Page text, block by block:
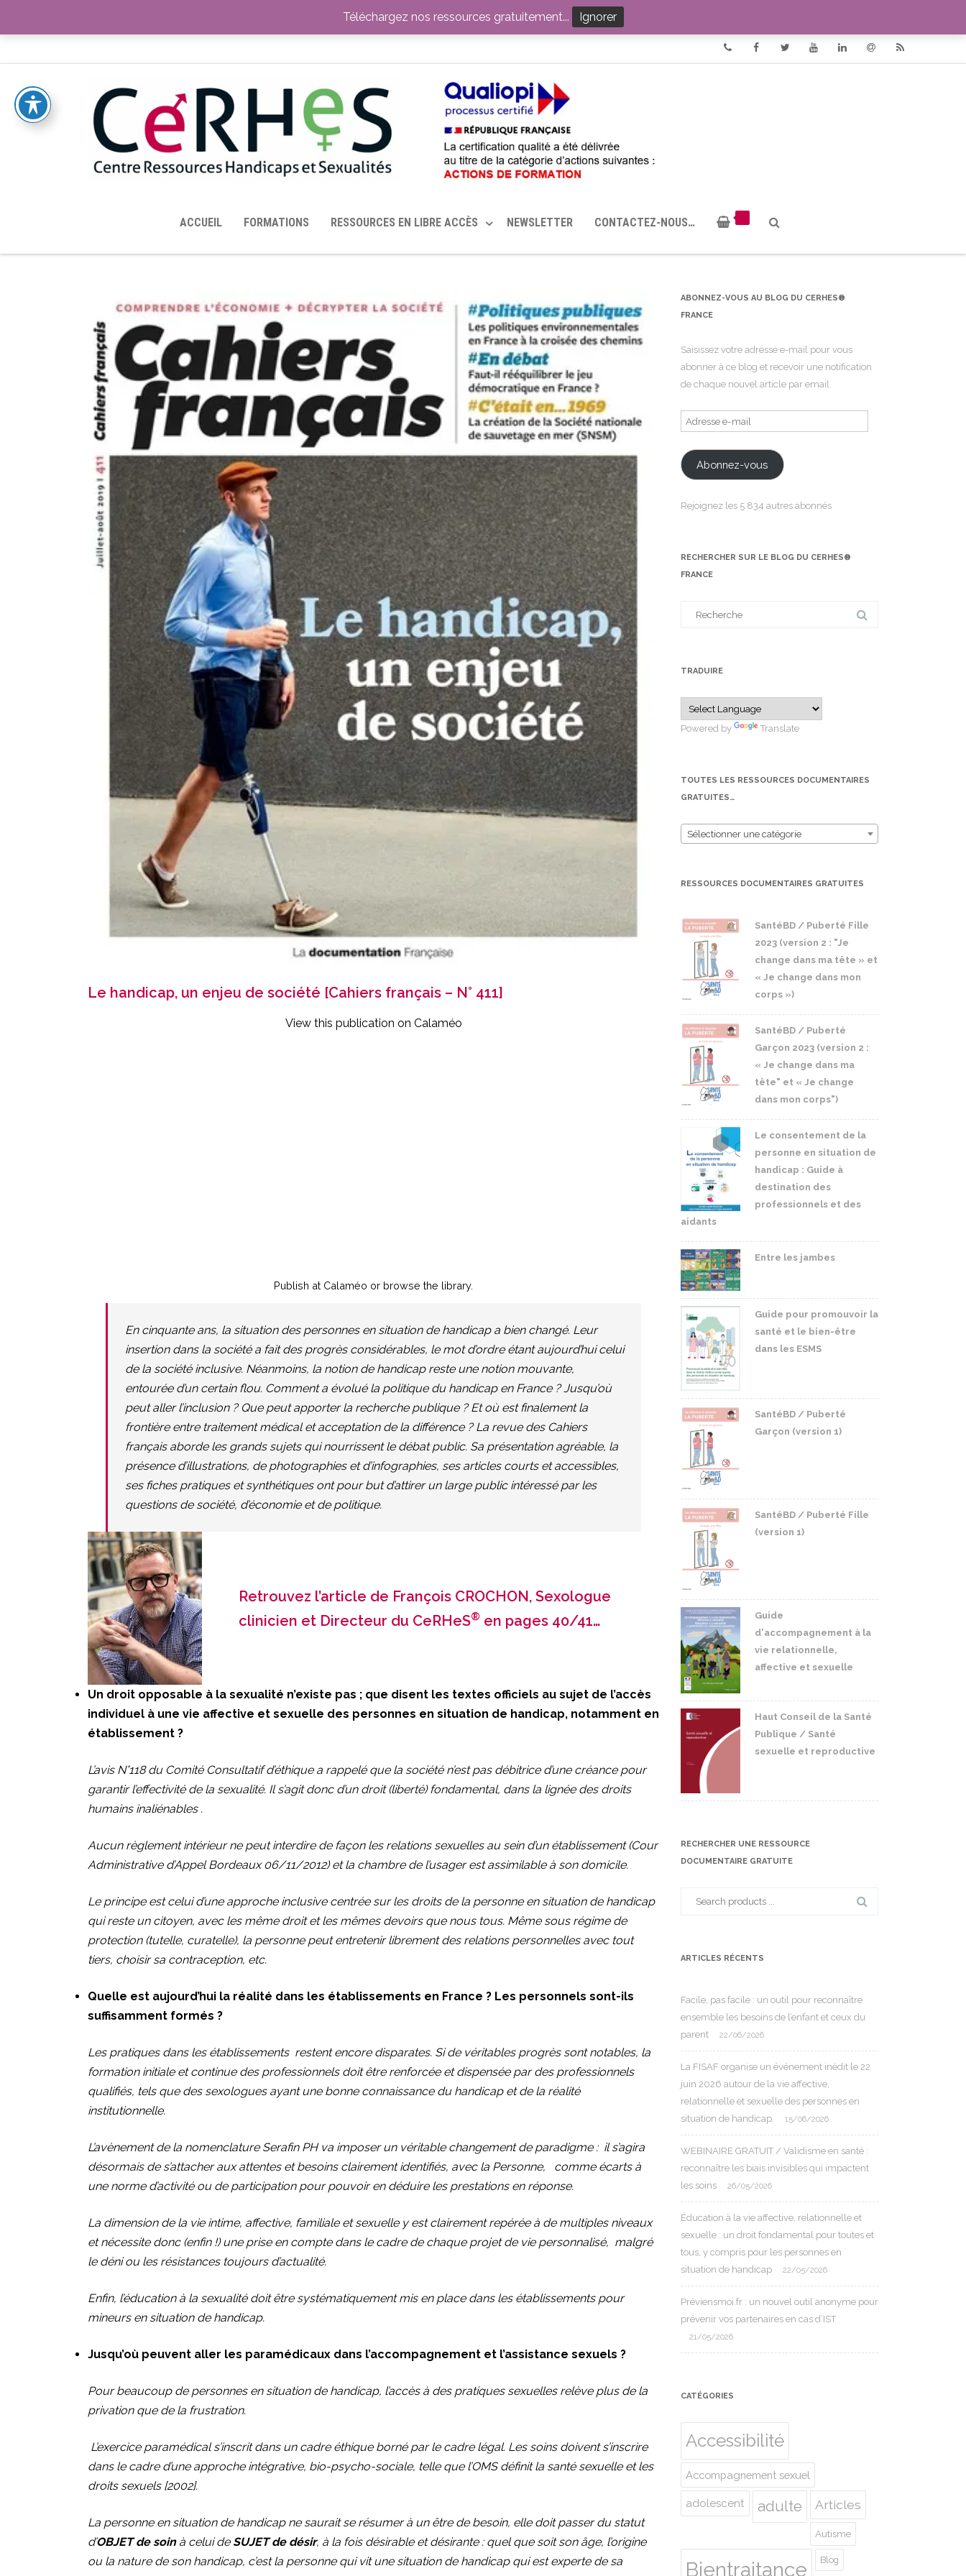
TOUTES LES RESSOURCES MISES À DISPOSITION PAR LE CERHES® FRANCE OUTILS EN SANTÉ SEXUELLE
ACCUEIL FORMATIONS RESSOURCES EN LIBRE ACCÈS NEWSLETTER CONTACTEZ-NOUS…
Le handicap, un enjeu de société [Cahiers français – N° 411]
View this publication on Calaméo
Publish at Calaméo or browse the library.
En cinquante ans, la situation des personnes en situation de handicap a bien changé. Leur
insertion dans la société a fait des progrès considérables, le mot d’ordre étant aujourd’hui celui
de la société inclusive. Néanmoins, la notion de handicap reste une notion mouvante,
entourée d’un certain flou. Comment a évolué la politique du handicap en France ? Jusqu’où
peut aller l’inclusion ? Que peut apporter la recherche publique ? Et où est finalement la
frontière entre traitement médical et acceptation de la différence ? La revue des Cahiers
français aborde les grands sujets qui nourrissent le débat public. Sa présentation agréable, la
présence d’illustrations, de photographies et d’infographies, ses articles courts et accessibles,
ses fiches pratiques et synthétiques ont pour but d’attirer un large public intéressé par les
questions de société, d’économie et de politique.
Retrouvez l’article de François CROCHON, Sexologue
clinicien et Directeur du CeRHeS® en pages 40/41…
Un droit opposable à la sexualité n’existe pas ; que disent les textes officiels au sujet de l’accès
individuel à une vie affective et sexuelle des personnes en situation de handicap, notamment en
établissement ?
L’avis N°118 du Comité Consultatif d’éthique a rappelé que la société n’est pas débitrice d’une créance pour
garantir l’effectivité de la sexualité. Il s’agit donc d’un droit (liberté) fondamental, dans la lignée des droits
humains inaliénables .
Aucun règlement intérieur ne peut interdire de façon les relations sexuelles au sein d’un établissement (Cour
Administrative d’Appel Bordeaux 06/11/2012) et la chambre de l’usager est assimilable à son domicile.
Le principe est celui d’une approche inclusive centrée sur les droits de la personne en situation de handicap
qui reste un citoyen, avec les même droit et les mêmes devoirs que nous tous. Même sous régime de
protection (tutelle, curatelle), la personne peut entretenir librement des relations personnelles avec tout
tiers, choisir sa contraception, etc.
Quelle est aujourd’hui la réalité dans les établissements en France ? Les personnels sont-ils
suffisamment formés ?
Les pratiques dans les établissements restent encore disparates. Si de véritables progrès sont notables, la
formation initiale et continue des professionnels doit être renforcée et dispensée par des professionnels
qualifiés, tels que des sexologues ayant une bonne connaissance du handicap et de la réalité
institutionnelle.
L’avènement de la nomenclature Serafin PH va imposer un véritable changement de paradigme : il s’agira
désormais de s’attacher aux attentes et besoins clairement identifiés, avec la Personne, comme écarts à
une norme d’activité ou de participation pour pouvoir en déduire les prestations en réponse.
La dimension de la vie intime, affective, familiale et sexuelle y est clairement repérée à de multiples niveaux
et nécessite donc (enfin !) une prise en compte dans le cadre de chaque projet de vie personnalisé, malgré
le déni ou les résistances toujours d’actualité.
Enfin, l’éducation à la sexualité doit être systématiquement mis en place dans les établissements pour
mineurs en situation de handicap.
Jusqu’où peuvent aller les paramédicaux dans l’accompagnement et l’assistance sexuels ?
Pour beaucoup de personnes en situation de handicap, l’accès à des pratiques sexuelles relève plus de la
privation que de la frustration.
L’exercice paramédical s’inscrit dans un cadre éthique borné par le cadre légal. Les soins doivent s’inscrire
dans le cadre d’une approche intégrative, bio-psycho-sociale, telle que l’OMS définit la santé sexuelle et les
droits sexuels [2002].
La personne en situation de handicap ne saurait se résumer à un être de besoin, elle doit passer du statut
d’OBJET de soin à celui de SUJET de désir, à la fois désirable et désirante : quel que soit son âge, l’origine
ou la nature de son handicap, c’est la personne qui vit une situation de handicap qui est experte de sa
ABONNEZ-VOUS AU BLOG DU CERHES®
FRANCE
Saisissez votre adresse e-mail pour vous
abonner à ce blog et recevoir une notification
de chaque nouvel article par email.
Adresse
e-
mail
Abonnez-vous
Rejoignez les 5 834 autres abonnés
RECHERCHER SUR LE BLOG DU CERHES®
FRANCE
TRADUIRE
Powered by Translate
TOUTES LES RESSOURCES DOCUMENTAIRES
GRATUITES…
Sélectionner une catégorie
RESSOURCES DOCUMENTAIRES GRATUITES
SantéBD / Puberté Fille
2023 (version 2 : "Je
change dans ma tête » et
« Je change dans mon
corps »)
SantéBD / Puberté
Garçon 2023 (version 2 :
« Je change dans ma
tête" et « Je change
dans mon corps")
Le consentement de la
personne en situation de
handicap : Guide à
destination des
professionnels et des
aidants
Entre les jambes
Guide pour promouvoir la
santé et le bien-être
dans les ESMS
SantéBD / Puberté
Garçon (version 1)
SantéBD / Puberté Fille
(version 1)
Guide
d'accompagnement à la
vie relationnelle,
affective et sexuelle
Haut Conseil de la Santé
Publique / Santé
sexuelle et reproductive
RECHERCHER UNE RESSOURCE
DOCUMENTAIRE GRATUITE
ARTICLES RÉCENTS
Facile, pas facile : un outil pour reconnaître
ensemble les besoins de l’enfant et ceux du
parent
22/06/2026
La FISAF organise un événement inédit le 22
juin 2026 autour de la vie affective,
relationnelle et sexuelle des personnes en
situation de handicap.
15/06/2026
WEBINAIRE GRATUIT / Validisme en santé :
reconnaître les biais invisibles qui impactent
les soins
26/05/2026
Éducation à la vie affective, relationnelle et
sexuelle : un droit fondamental pour toutes et
tous, y compris pour les personnes en
situation de handicap
22/05/2026
Préviensmoi.fr : un nouvel outil anonyme pour
prévenir vos partenaires en cas d’IST
21/05/2026
CATÉGORIES
Accessibilité
Accompagnement sexuel
adolescent adulte Articles
Autisme
Bientraitance Blog
Téléchargez nos ressources gratuitement... Ignorer